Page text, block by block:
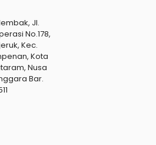
Jl.
No.178,
Kec.
Kota
Nusa
Bar.